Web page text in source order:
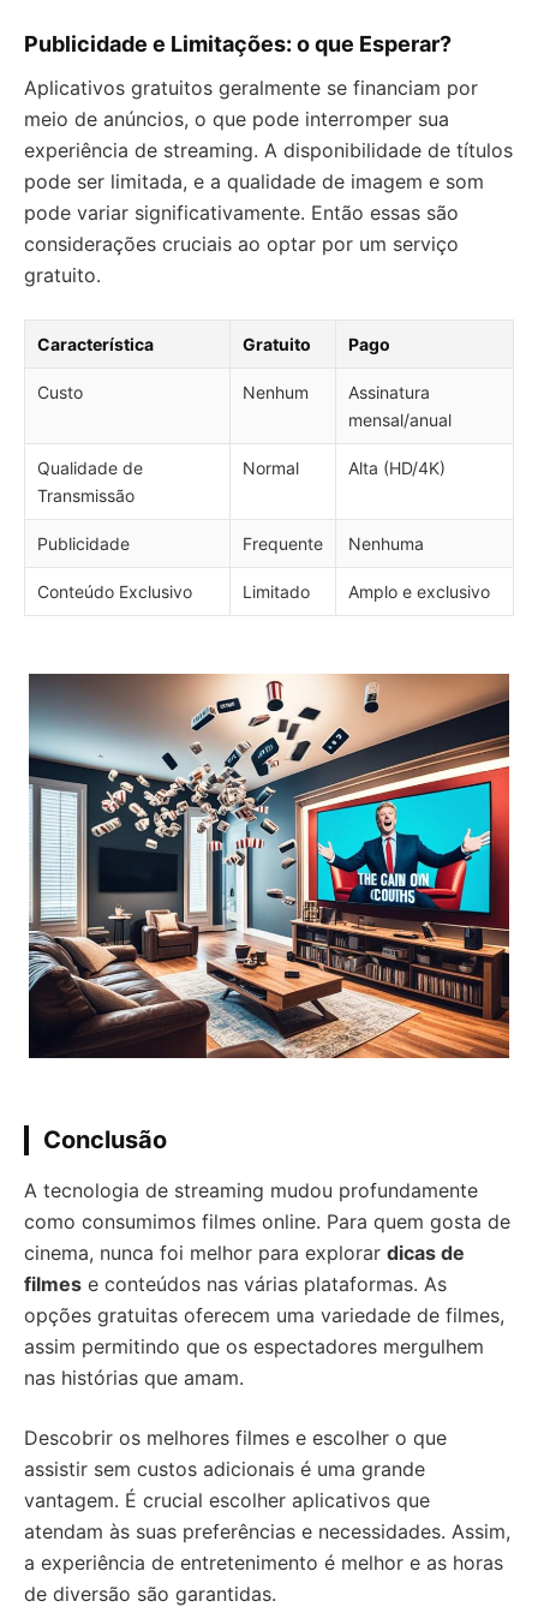
Publicidade e Limitações: o que Esperar?
Aplicativos gratuitos geralmente se financiam por
meio de anúncios, o que pode interromper sua
experiência de streaming. A disponibilidade de títulos
pode ser limitada, e a qualidade de imagem e som
pode variar significativamente. Então essas são
considerações cruciais ao optar por um serviço
gratuito.
Característica Gratuito Pago
Custo Nenhum
Assinatura
mensal/anual
Qualidade de
Transmissão
Normal Alta (HD/4K)
Publicidade Frequente Nenhuma
Conteúdo Exclusivo Limitado Amplo e exclusivo
Conclusão
A tecnologia de streaming mudou profundamente
como consumimos filmes online. Para quem gosta de
cinema, nunca foi melhor para explorar dicas de
filmes e conteúdos nas várias plataformas. As
opções gratuitas oferecem uma variedade de filmes,
assim permitindo que os espectadores mergulhem
nas histórias que amam.
Descobrir os melhores filmes e escolher o que
assistir sem custos adicionais é uma grande
vantagem. É crucial escolher aplicativos que
atendam às suas preferências e necessidades. Assim,
a experiência de entretenimento é melhor e as horas
de diversão são garantidas.